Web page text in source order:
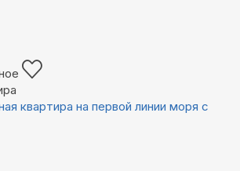
квартира на первой линии моря с